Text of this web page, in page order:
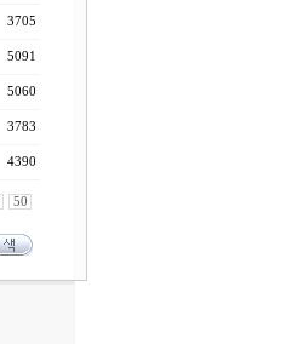
3705
5091
5060
3783
4390
50